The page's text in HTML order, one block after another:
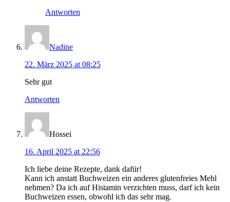
Antworten
Nadine
22. März 2025 at 08:25
Sehr gut
Antworten
Hossei
16. April 2025 at 22:56
Ich liebe deine Rezepte, dank dafür!
Kann ich anstatt Buchweizen ein anderes glutenfreies Mehl
nehmen? Da ich auf Histamin verzichten muss, darf ich kein
Buchweizen essen, obwohl ich das sehr mag.